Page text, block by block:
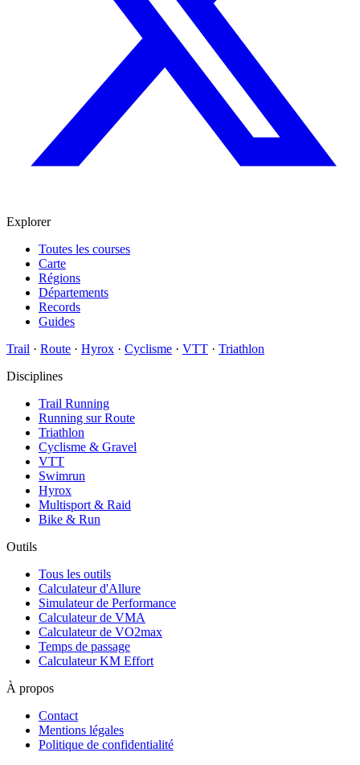
Explorer
Toutes les courses
Carte
Régions
Départements
Records
Guides
Trail · Route · Hyrox · Cyclisme · VTT · Triathlon
Disciplines
Trail Running
Running sur Route
Triathlon
Cyclisme & Gravel
VTT
Swimrun
Hyrox
Multisport & Raid
Bike & Run
Outils
Tous les outils
Calculateur d'Allure
Simulateur de Performance
Calculateur de VMA
Calculateur de VO2max
Temps de passage
Calculateur KM Effort
À propos
Contact
Mentions légales
Politique de confidentialité